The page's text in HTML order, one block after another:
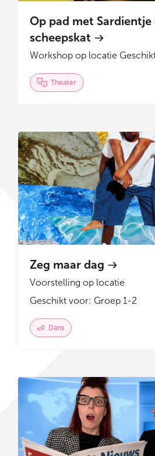
Op pad met Sardientje
scheepskat
Workshop op locatie
Theater
Zeg maar dag
Voorstelling op locatie
Geschikt voor: Groep 1-2
Dans